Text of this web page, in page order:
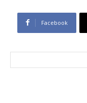
Facebook